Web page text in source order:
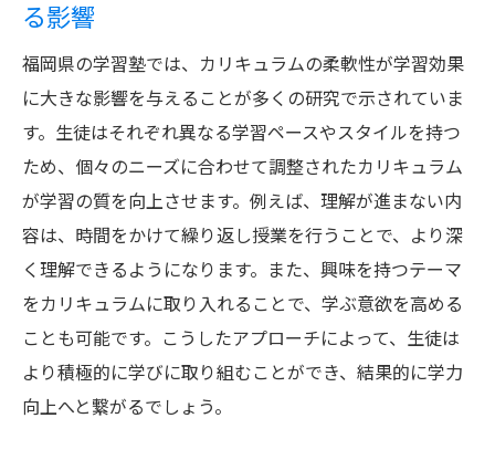
る影響
福岡県の学習塾では、カリキュラムの柔軟性が学習効果
に大きな影響を与えることが多くの研究で示されていま
す。生徒はそれぞれ異なる学習ペースやスタイルを持つ
ため、個々のニーズに合わせて調整されたカリキュラム
が学習の質を向上させます。例えば、理解が進まない内
容は、時間をかけて繰り返し授業を行うことで、より深
く理解できるようになります。また、興味を持つテーマ
をカリキュラムに取り入れることで、学ぶ意欲を高める
ことも可能です。こうしたアプローチによって、生徒は
より積極的に学びに取り組むことができ、結果的に学力
向上へと繋がるでしょう。